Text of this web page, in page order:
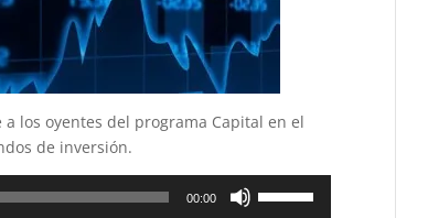
a los oyentes del programa Capital en el
de inversión.
00:00